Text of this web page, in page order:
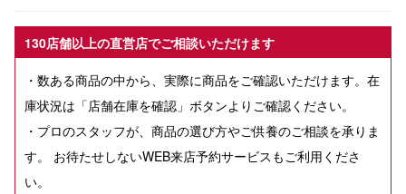
130店舗以上の直営店でご相談いただけます
・数ある商品の中から、実際に商品をご確認いただけます。在
庫状況は「店舗在庫を確認」ボタンよりご確認ください。
・プロのスタッフが、商品の選び方やご供養のご相談を承りま
す。 お待たせしないWEB来店予約サービスもご利用くださ
い。